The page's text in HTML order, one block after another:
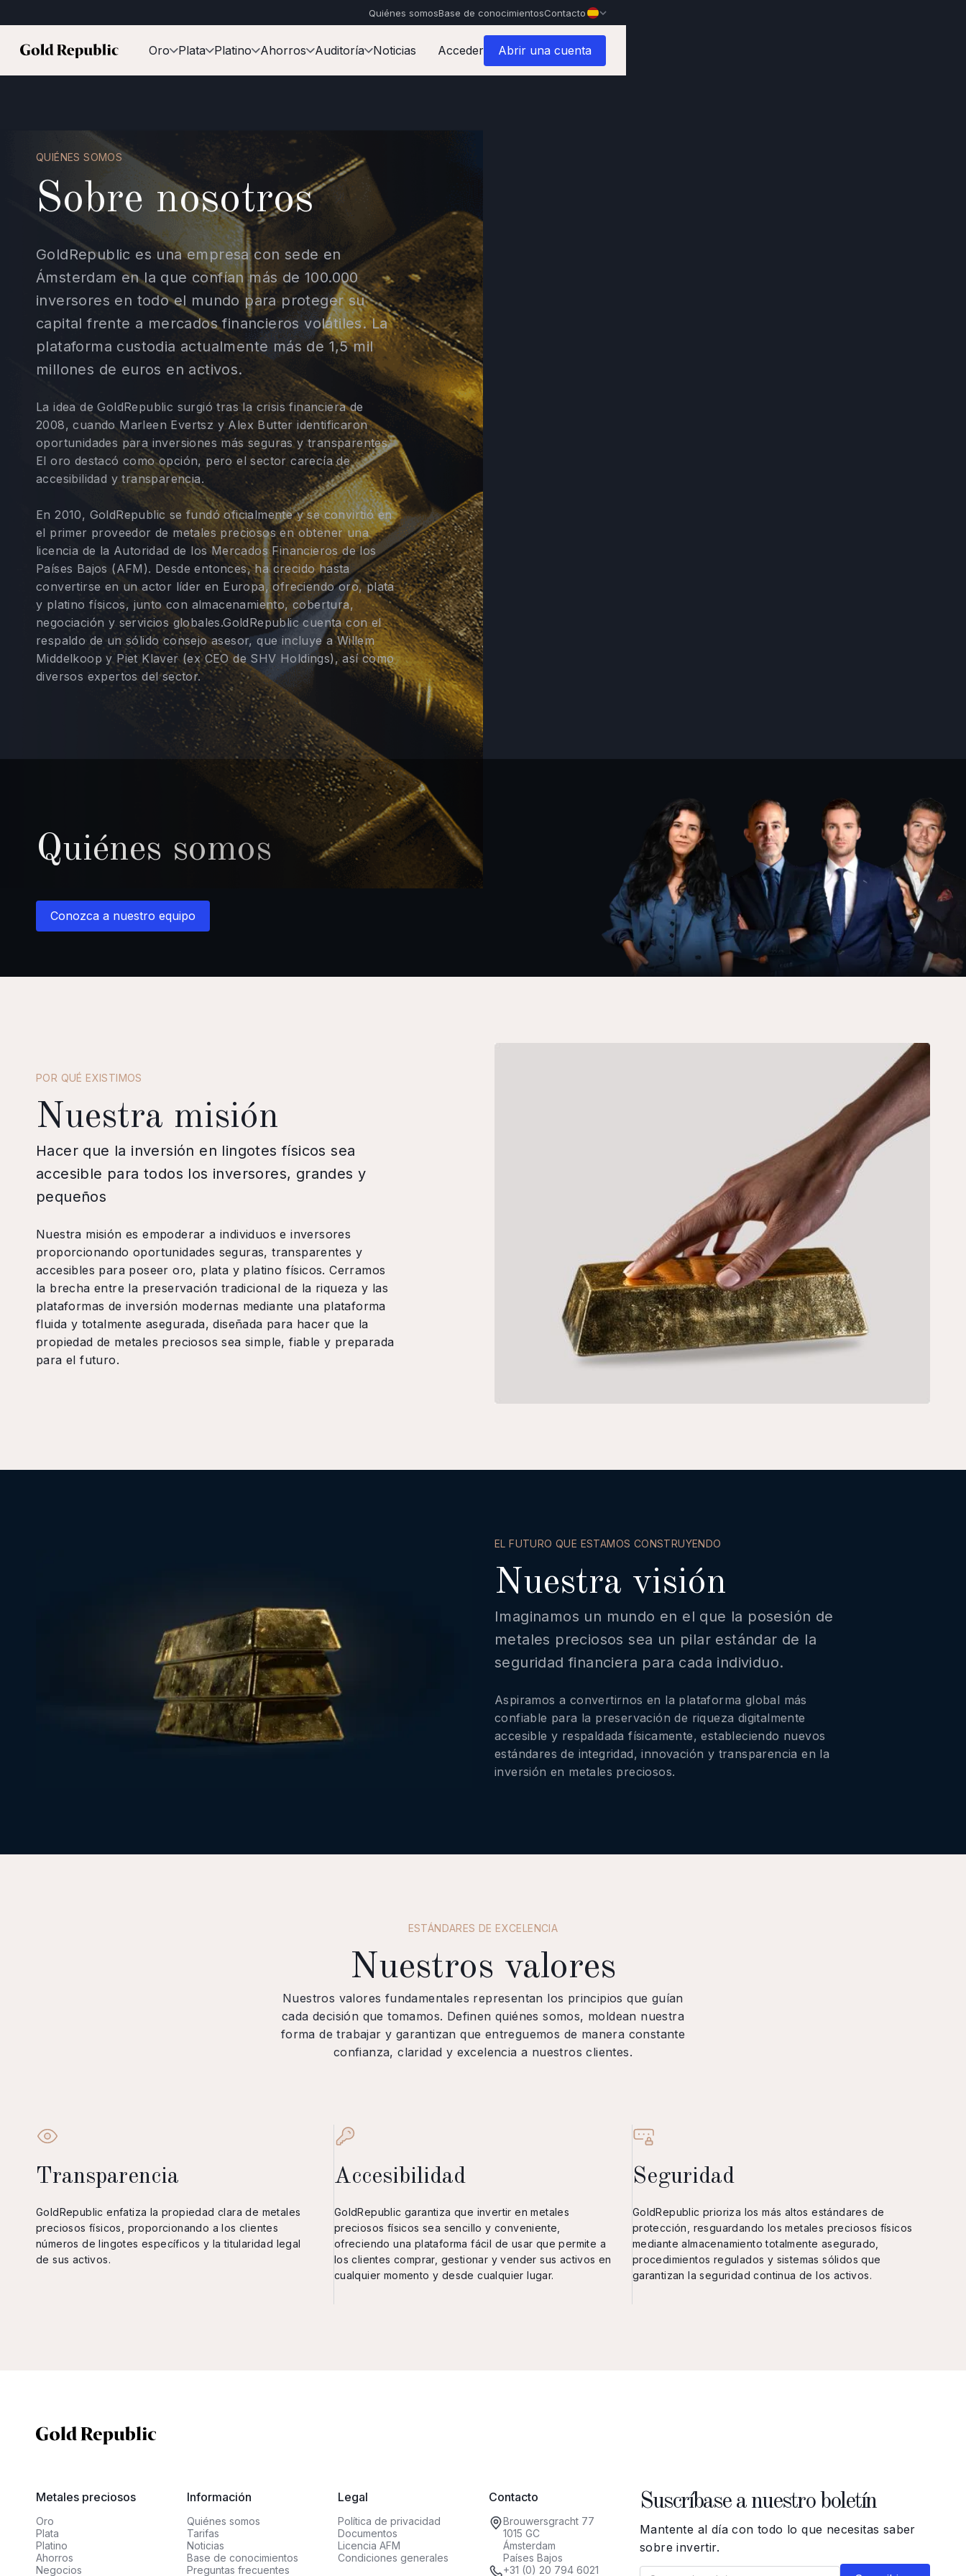
Quiénes somosBase de conocimientosContacto
Oro Plata Platino Ahorros Auditoría Noticias Acceder Abrir una cuenta
QUIÉNES SOMOS
Sobre nosotros
GoldRepublic es una empresa con sede en
Ámsterdam en la que confían más de 100.000
inversores en todo el mundo para proteger su
capital frente a mercados financieros volátiles. La
plataforma custodia actualmente más de 1,5 mil
millones de euros en activos.
La idea de GoldRepublic surgió tras la crisis financiera de
2008, cuando Marleen Evertsz y Alex Butter identificaron
oportunidades para inversiones más seguras y transparentes.
El oro destacó como opción, pero el sector carecía de
accesibilidad y transparencia.
En 2010, GoldRepublic se fundó oficialmente y se convirtió en
el primer proveedor de metales preciosos en obtener una
licencia de la Autoridad de los Mercados Financieros de los
Países Bajos (AFM). Desde entonces, ha crecido hasta
convertirse en un actor líder en Europa, ofreciendo oro, plata
y platino físicos, junto con almacenamiento, cobertura,
negociación y servicios globales.GoldRepublic cuenta con el
respaldo de un sólido consejo asesor, que incluye a Willem
Middelkoop y Piet Klaver (ex CEO de SHV Holdings), así como
diversos expertos del sector.
Quiénes somos
Conozca a nuestro equipo
POR QUÉ EXISTIMOS
Nuestra misión
Hacer que la inversión en lingotes físicos sea
accesible para todos los inversores, grandes y
pequeños
Nuestra misión es empoderar a individuos e inversores
proporcionando oportunidades seguras, transparentes y
accesibles para poseer oro, plata y platino físicos. Cerramos
la brecha entre la preservación tradicional de la riqueza y las
plataformas de inversión modernas mediante una plataforma
fluida y totalmente asegurada, diseñada para hacer que la
propiedad de metales preciosos sea simple, fiable y preparada
para el futuro.
EL FUTURO QUE ESTAMOS CONSTRUYENDO
Nuestra visión
Imaginamos un mundo en el que la posesión de
metales preciosos sea un pilar estándar de la
seguridad financiera para cada individuo.
Aspiramos a convertirnos en la plataforma global más
confiable para la preservación de riqueza digitalmente
accesible y respaldada físicamente, estableciendo nuevos
estándares de integridad, innovación y transparencia en la
inversión en metales preciosos.
ESTÁNDARES DE EXCELENCIA
Nuestros valores
Nuestros valores fundamentales representan los principios que guían
cada decisión que tomamos. Definen quiénes somos, moldean nuestra
forma de trabajar y garantizan que entreguemos de manera constante
confianza, claridad y excelencia a nuestros clientes.
Transparencia
GoldRepublic enfatiza la propiedad clara de metales
preciosos físicos, proporcionando a los clientes
números de lingotes específicos y la titularidad legal
de sus activos.
Accesibilidad
GoldRepublic garantiza que invertir en metales
preciosos físicos sea sencillo y conveniente,
ofreciendo una plataforma fácil de usar que permite a
los clientes comprar, gestionar y vender sus activos en
cualquier momento y desde cualquier lugar.
Seguridad
GoldRepublic prioriza los más altos estándares de
protección, resguardando los metales preciosos físicos
mediante almacenamiento totalmente asegurado,
procedimientos regulados y sistemas sólidos que
garantizan la seguridad continua de los activos.
Metales preciosos
Oro
Plata
Platino
Ahorros
Negocios
Información
Quiénes somos
Tarifas
Noticias
Base de conocimientos
Preguntas frecuentes
Legal
Política de privacidad
Documentos
Licencia AFM
Condiciones generales
Contacto
Brouwersgracht 77
1015 GC
Ámsterdam
Países Bajos
+31 (0) 20 794 6021
Suscríbase a nuestro boletín
Mantente al día con todo lo que necesitas saber
sobre invertir.